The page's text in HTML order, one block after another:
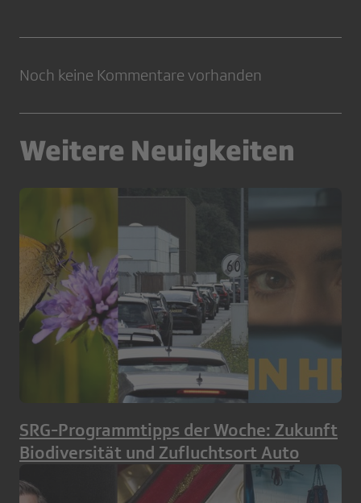
Noch keine Kommentare vorhanden
Weitere Neuigkeiten
SRG-Programmtipps der Woche: Zukunft
Biodiversität und Zufluchtsort Auto